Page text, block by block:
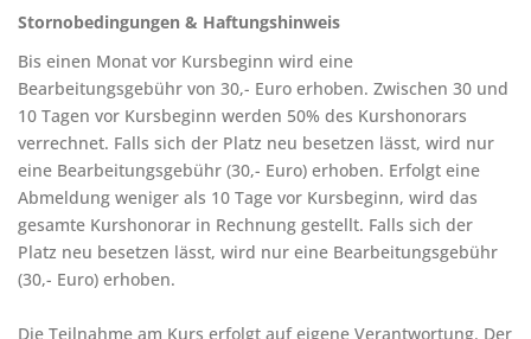
Stornobedingungen & Haftungshinweis
Bis einen Monat vor Kursbeginn wird eine
Bearbeitungsgebühr von 30,- Euro erhoben. Zwischen 30 und
10 Tagen vor Kursbeginn werden 50% des Kurshonorars
verrechnet. Falls sich der Platz neu besetzen lässt, wird nur
eine Bearbeitungsgebühr (30,- Euro) erhoben. Erfolgt eine
Abmeldung weniger als 10 Tage vor Kursbeginn, wird das
gesamte Kurshonorar in Rechnung gestellt. Falls sich der
Platz neu besetzen lässt, wird nur eine Bearbeitungsgebühr
(30,- Euro) erhoben.
Die Teilnahme am Kurs erfolgt auf eigene Verantwortung. Der